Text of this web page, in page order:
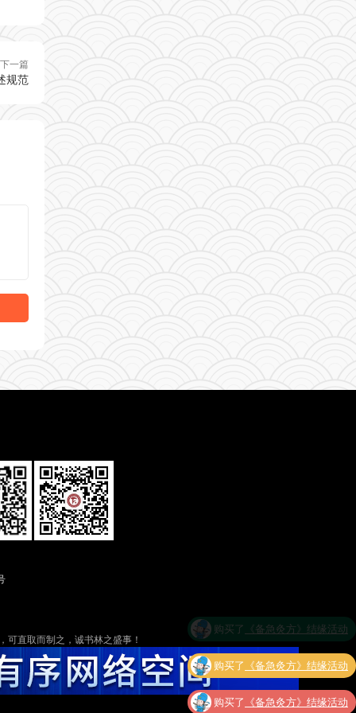
下一篇
规范
可​​直取而制之​​，诚书林之盛事！
购买了 《备急灸方》结缘活动
购买了 《备急灸方》结缘活动
购买了 《备急灸方》结缘活动